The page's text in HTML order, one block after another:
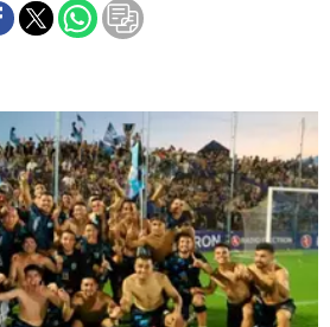
Básquetbol
Aplausos
Cines
Economía y finanzas
Con el campo
Espacio empresas
Sociedad
Tecnología